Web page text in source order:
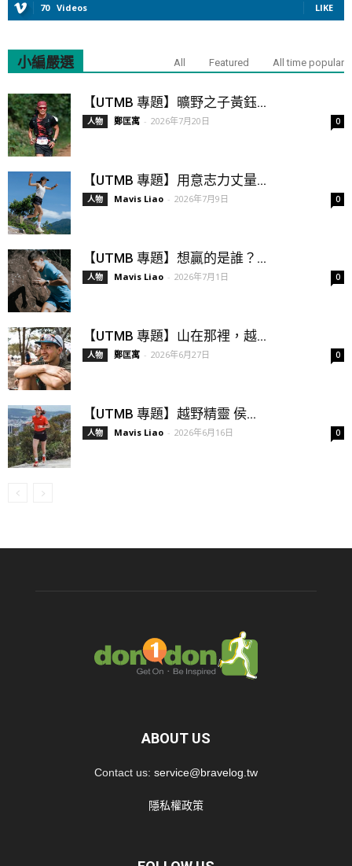
70 Videos LIKE
小編嚴選 All Featured All time popular
【UTMB 專題】曠野之子黃鈺...
人物 鄭匡寓 - 2026年7月20日 0
【UTMB 專題】用意志力丈量...
人物 Mavis Liao - 2026年7月9日 0
【UTMB 專題】想贏的是誰？...
人物 Mavis Liao - 2026年7月1日 0
【UTMB 專題】山在那裡，越...
人物 鄭匡寓 - 2026年6月27日 0
【UTMB 專題】越野精靈 侯...
人物 Mavis Liao - 2026年6月16日 0
ABOUT US
Contact us: service@bravelog.tw
隱私權政策